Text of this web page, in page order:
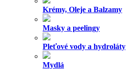
Krémy, Oleje a Balzamy
Masky a peelingy
Pleťové vody a hydroláty
Mydlá